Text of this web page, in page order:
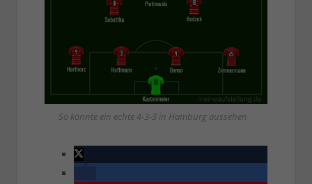
So könnte ein echte 4-3-3 in Hamburg aussehen